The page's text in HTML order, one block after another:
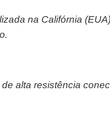
na Califórnia
alta resistência